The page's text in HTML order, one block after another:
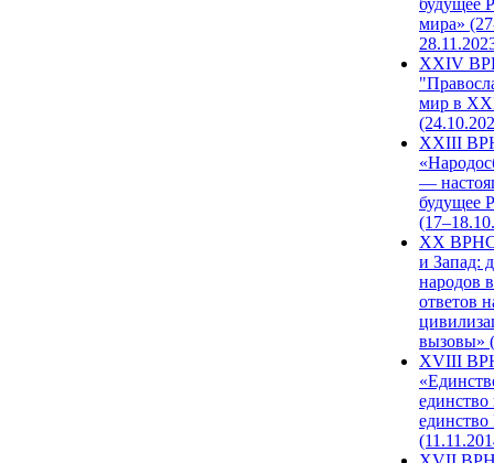
будущее
мира»
XXIV
мир в
XXIII
—
будущее
XX ВРНС
и Запад:
народов
ответов
вызовы»
XVIII
единство
единство